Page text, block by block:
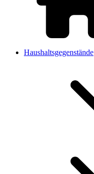
Haushaltsgegenstände